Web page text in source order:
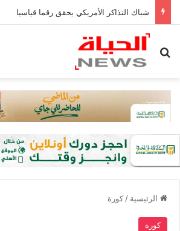
شباك التذاكر الأمريكي يحقق رقما قياسيا
بحث عن
الرئيسية / كورة
كورة